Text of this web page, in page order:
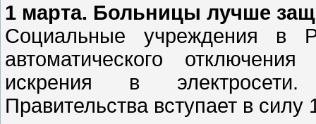
1 марта. Больницы лучше
Социальные учреждения в
автоматического
искрения в электросети.
Правительства вступает в